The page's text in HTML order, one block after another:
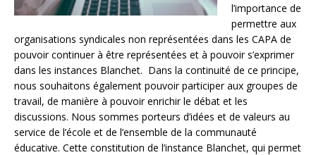
l’importance de
permettre aux
organisations syndicales non représentées dans les CAPA de
pouvoir continuer à être représentées et à pouvoir s’exprimer
dans les instances Blanchet. Dans la continuité de ce principe,
nous souhaitons également pouvoir participer aux groupes de
travail, de manière à pouvoir enrichir le débat et les
discussions. Nous sommes porteurs d’idées et de valeurs au
service de l’école et de l’ensemble de la communauté
éducative. Cette constitution de l’instance Blanchet, qui permet